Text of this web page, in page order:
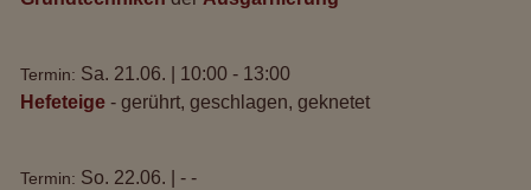
Termin: Sa. 21.06. | 10:00 - 13:00
Hefeteige - gerührt, geschlagen, geknetet
Termin: So. 22.06. | - -